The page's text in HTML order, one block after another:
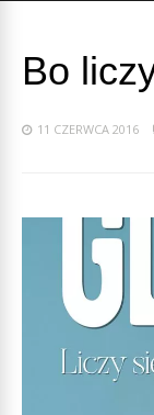
Bo
11 CZERWCA 2016